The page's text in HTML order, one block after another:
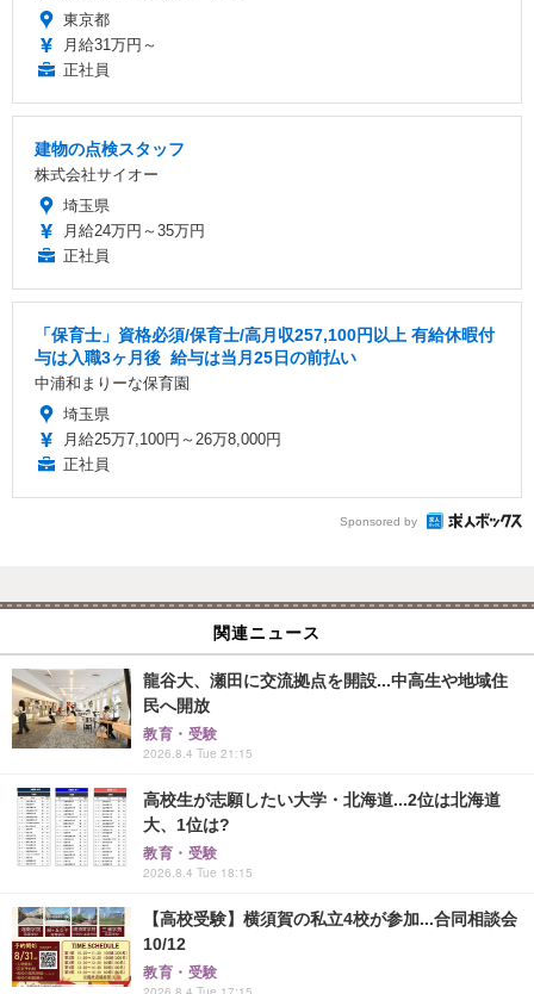
東京都
月給31万円～
正社員
建物の点検スタッフ
株式会社サイオー
埼玉県
月給24万円～35万円
正社員
「保育士」資格必須/保育士/️高月収257,100円以上 ️有給休暇付
与は入職3ヶ月後 ️ 給与は当月25日の前払い
中浦和まりーな保育園
埼玉県
月給25万7,100円～26万8,000円
正社員
Sponsored by
関連ニュース
龍谷大、瀬田に交流拠点を開設...中高生や地域住
民へ開放
教育・受験
2026.8.4 Tue 21:15
高校生が志願したい大学・北海道...2位は北海道
大、1位は?
教育・受験
2026.8.4 Tue 18:15
【高校受験】横須賀の私立4校が参加...合同相談会
10/12
教育・受験